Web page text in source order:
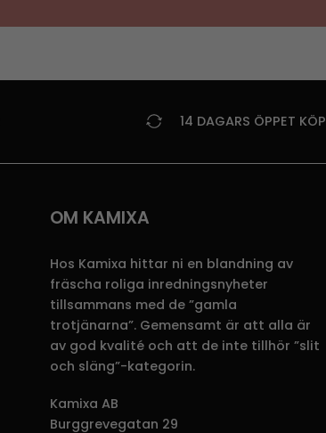
14 DAGARS ÖPPET KÖP
OM KAMIXA
Hos Kamixa hittar ni en blandning av
fräscha roliga inredningsnyheter
tillsammans med de ”gamla
trotjänarna”. Gemensamt är att alla är
av god kvalité och att de inte tillhör ”slit
och släng”-kategorin.
Kamixa AB
Burggrevegatan 29